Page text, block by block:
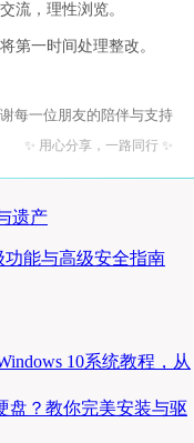
流，理性浏览。
第一时间处理整改。
每一位朋友的陪伴与支持
✨ 用心分享，一路同行 ✨
遗产
功能与高级安全指南
10系统教程，从
盘？教你完美安装与驱